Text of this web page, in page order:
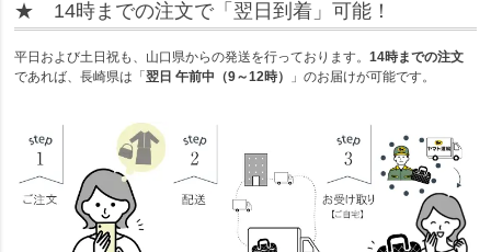
★ 14時までの注文で「翌日到着」可能！
平日および土日祝も、山口県からの発送を行っております。14時までの注文
であれば、長崎県は「翌日 午前中（9～12時） 」のお届けが可能です。